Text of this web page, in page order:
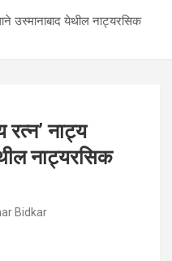
उस्मानाबाद येथील नाट्यरसिक
रत्न’ नाट्य
नाट्यरसिक
Bidkar